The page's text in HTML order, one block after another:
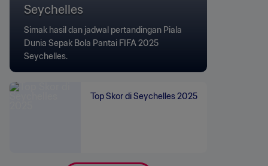
Seychelles
Simak hasil dan jadwal pertandingan Piala
Dunia Sepak Bola Pantai FIFA 2025
Seychelles.
Top Skor di Seychelles 2025